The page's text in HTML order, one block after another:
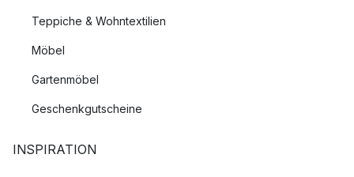
Teppiche & Wohntextilien
Möbel
Gartenmöbel
Geschenkgutscheine
INSPIRATION